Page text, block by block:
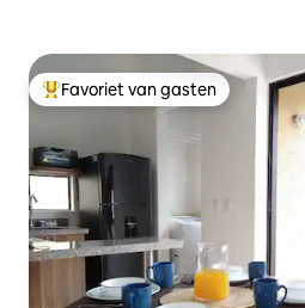
Topfavoriet van gasten
Favoriet van gasten